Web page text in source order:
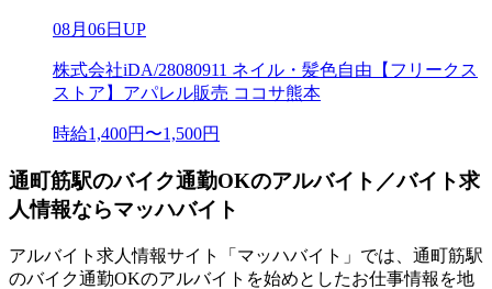
08月06日UP
株式会社iDA/28080911 ネイル・髪色自由【フリークス
ストア】アパレル販売 ココサ熊本
時給1,400円〜1,500円
通町筋駅のバイク通勤OKのアルバイト／バイト求
人情報ならマッハバイト
アルバイト求人情報サイト「マッハバイト」では、通町筋駅
のバイク通勤OKのアルバイトを始めとしたお仕事情報を地